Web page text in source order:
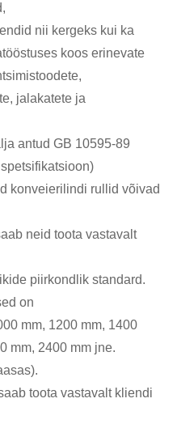
nii kergeks kui ka
koos erinevate
jalakatete ja
antud GB 10595-89
konveierilindi rullid võivad
neid toota vastavalt
piirkondlik standard.
on
mm, 1200 mm, 1400
mm, 2400 mm jne.
toota vastavalt kliendi